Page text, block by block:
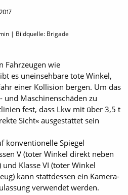
| Bildquelle: Brigade
Fahrzeugen wie
es uneinsehbare tote Winkel,
einer Kollision bergen. Um das
und Maschinenschäden zu
fest, dass Lkw mit über 3,5 t
Sicht« ausgestattet sein
konventionelle Spiegel
V (toter Winkel direkt neben
Klasse VI (toter Winkel
kann stattdessen ein Kamera-
verwendet werden.